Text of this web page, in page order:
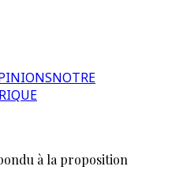
NOTRE
à la proposition